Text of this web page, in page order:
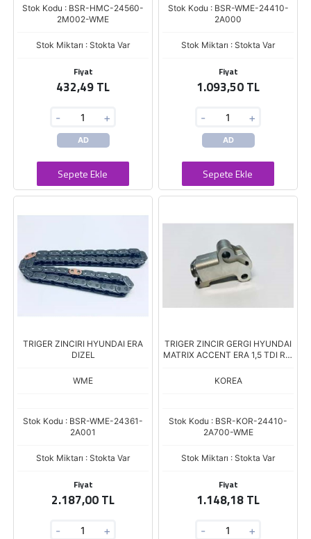
Stok Kodu : BSR-HMC-24560-
2M002-WME
Stok Miktarı : Stokta Var
Fiyat
432,49 TL
- +
AD
Sepete Ekle
Stok Kodu : BSR-WME-24410-
2A000
Stok Miktarı : Stokta Var
Fiyat
1.093,50 TL
- +
AD
Sepete Ekle
TRIGER ZINCIRI HYUNDAI ERA
DIZEL
WME
Stok Kodu : BSR-WME-24361-
2A001
Stok Miktarı : Stokta Var
Fiyat
2.187,00 TL
- +
TRIGER ZINCIR GERGI HYUNDAI
MATRIX ACCENT ERA 1,5 TDI RIO
KOREA
Stok Kodu : BSR-KOR-24410-
2A700-WME
Stok Miktarı : Stokta Var
Fiyat
1.148,18 TL
- +